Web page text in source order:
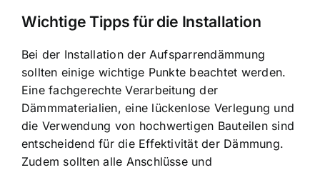
Wichtige Tipps für die Installation
Bei der Installation der Aufsparrendämmung
sollten einige wichtige Punkte beachtet werden.
Eine fachgerechte Verarbeitung der
Dämmmaterialien, eine lückenlose Verlegung und
die Verwendung von hochwertigen Bauteilen sind
entscheidend für die Effektivität der Dämmung.
Zudem sollten alle Anschlüsse und